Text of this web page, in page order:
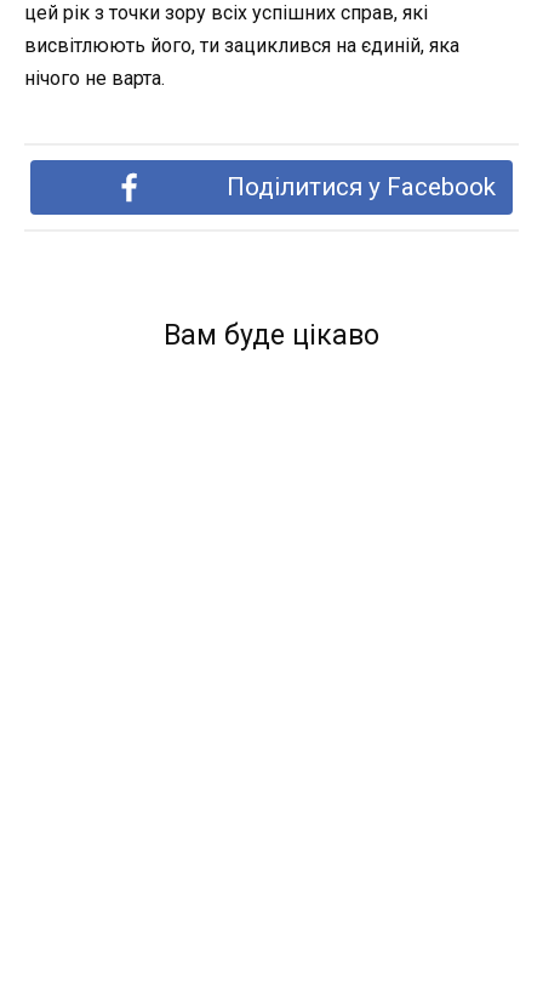
цей рік з точки зору всіх успішних справ, які
висвітлюють його, ти зациклився на єдиній, яка
нічого не варта.
Поділитися у Facebook
Вам буде цікаво